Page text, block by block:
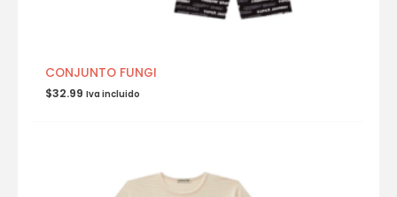
CONJUNTO FUNGI
$32.99 Iva incluido